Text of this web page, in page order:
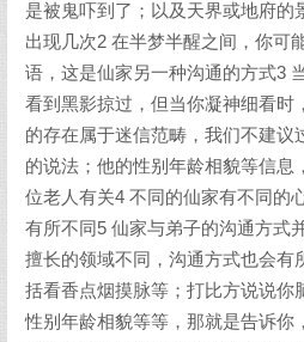
是被鬼吓到了；以及天界或地府的
出现几次2 在半梦半醒之间，你可
语，这是仙家另一种沟通的方式3
看到黑影掠过，但当你凝神细看时
的存在属于迷信范畴，我们不建议
的说法；他的性别年龄相貌等信息
位老人有关4 不同的仙家有不同的
有所不同5 仙家与弟子的沟通方式
擅长的领域不同，沟通方式也会有
括看香点烟摸脉等；打比方说说你
性别年龄相貌等等，那就是告诉你